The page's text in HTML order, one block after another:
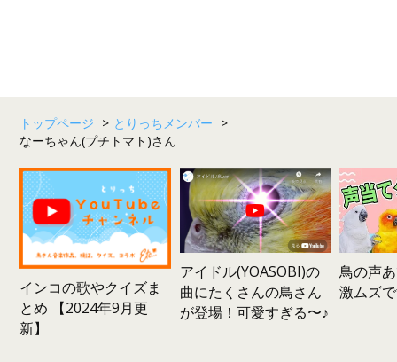
トップページ > とりっちメンバー >
なーちゃん(プチトマト)さん
インコの歌やクイズま
とめ 【2024年9月更
新】
アイドル(YOASOBI)の
曲にたくさんの鳥さん
が登場！可愛すぎる〜♪
鳥の声
激ムズ